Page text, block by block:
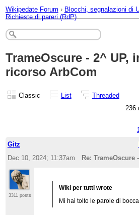
Wikipedate Forum › Blocchi, segnalazioni di
Richieste di pareri (RdP)
TrameOscure - 2^ UP,
ricorso ArbCom
Classic List
Threaded
236
Gitz
Dec 10, 2024; 11:37am
Re: TrameOscure
3311 posts
Wiki per tutti wrote
Mi hai tolto le parole di